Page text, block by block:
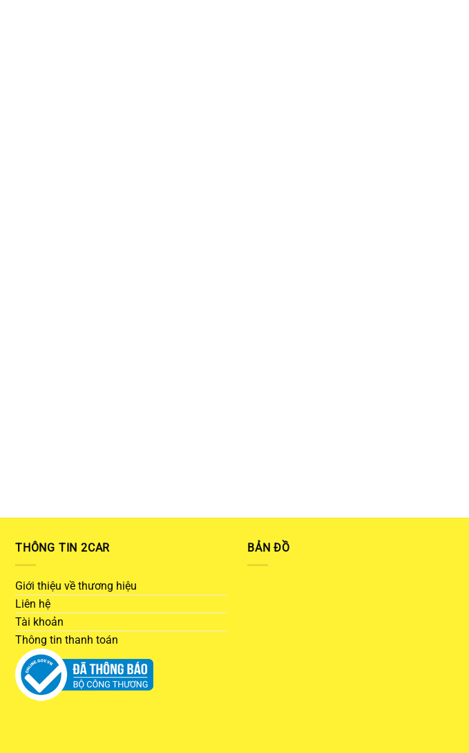
THÔNG TIN 2CAR
Giới thiệu về thương hiệu
Liên hệ
Tài khoản
Thông tin thanh toán
BẢN ĐỒ